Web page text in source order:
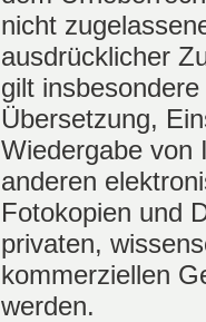
nicht
ausdrücklicher
gilt
Übersetzung,
Wiedergabe von
anderen
Fotokopien und
privaten,
kommerziellen
werden.